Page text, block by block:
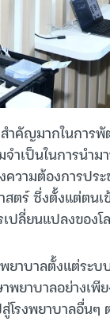
สำคัญมากในกา
ำเป็นในการนำ
ามต้องการปร
ตร์ ซึ่งตั้งแต่ตน
ปลี่ยนแปลงของโ
ยาบาลตั้งแต่ระ
ยาบาลอย่างเพี
โรงพยาบาลอื่นๆ